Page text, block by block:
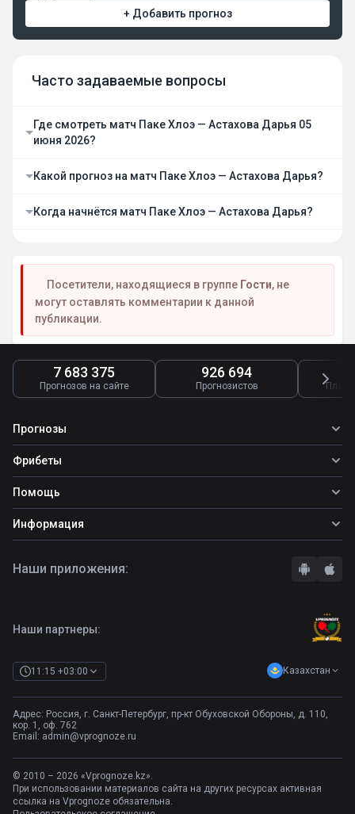
+ Добавить прогноз
Часто задаваемые вопросы
Где смотреть матч Паке Хлоэ — Астахова Дарья 05
июня 2026?
Какой прогноз на матч Паке Хлоэ — Астахова Дарья?
Когда начнётся матч Паке Хлоэ — Астахова Дарья?
Посетители, находящиеся в группе Гости, не
могут оставлять комментарии к данной
публикации.
7 683 375
Прогнозов на сайте
926 694
Прогнозистов
Прогнозы
Все прогнозы
Топ ставок
Прогнозы на футбол
Фрибеты
Фрибеты
Фрибет Ubet
Фрибет Фонбет
Фрибет Олимпбет
Помощь
Школа ставок
Вопросы и ответы
Информация
Правила
Наши партнеры:
11:15 +03:00 Казахстан
Адрес: Россия, г. Санкт-Петербург, пр-кт Обуховской Обороны, д. 110,
кор. 1, оф. 762
Email: admin@vprognoze.ru
Наши приложения:
© 2010 – 2026 «Vprognoze.kz».
При использовании материалов сайта на других ресурсах активная
ссылка на Vprognoze обязательна.